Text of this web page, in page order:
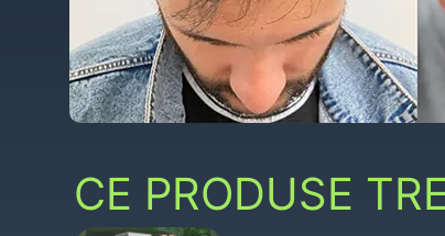
CE PRODUSE